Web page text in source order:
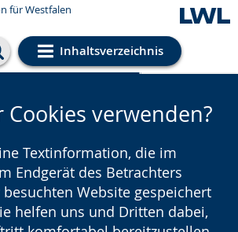
für Westfalen
Inhaltsverzeichnis
Einstellungen
verwenden?
Textinformation, die im
Endgerät des Betrachters
Website gespeichert
helfen uns und Dritten dabei,